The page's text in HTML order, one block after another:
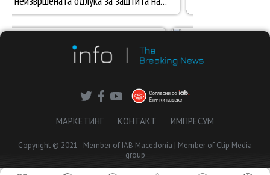
МАРКЕТИНГ КОНТАКТ ИМПРЕСУМ
Copyright © 2021 - Member of IAB Macedonia | Member of Clip Media
group